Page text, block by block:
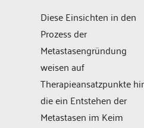
Diese Einsichten in den
Prozess der
Metastasengründung
weisen auf
Therapieansatzpunkte
die ein Entstehen der
Metastasen im Keim